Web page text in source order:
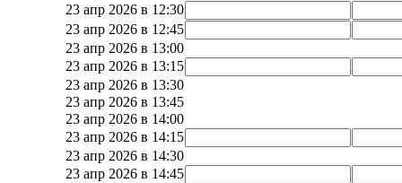
23 апр 2026 в 12:30
23 апр 2026 в 12:45
23 апр 2026 в 13:00
23 апр 2026 в 13:15
23 апр 2026 в 13:30
23 апр 2026 в 13:45
23 апр 2026 в 14:00
23 апр 2026 в 14:15
23 апр 2026 в 14:30
23 апр 2026 в 14:45